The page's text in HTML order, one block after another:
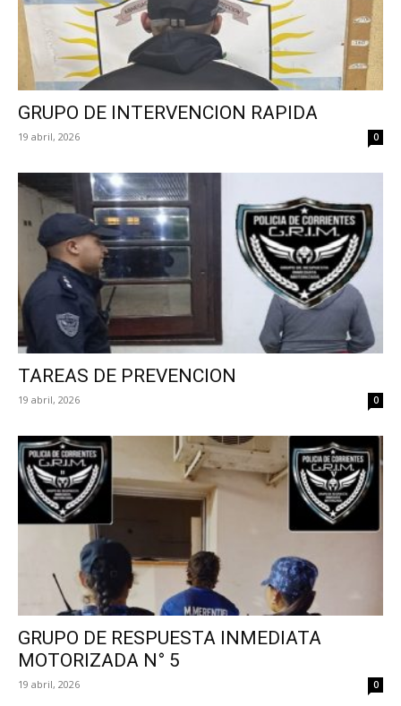
GRUPO DE INTERVENCION RAPIDA
19 abril, 2026 0
TAREAS DE PREVENCION
19 abril, 2026 0
GRUPO DE RESPUESTA INMEDIATA
MOTORIZADA N° 5
19 abril, 2026 0